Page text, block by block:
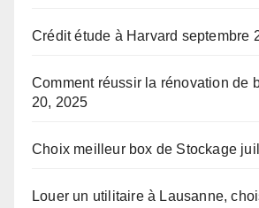
Crédit étude à Harvard septembre
Comment réussir la rénovation de
20, 2025
Choix meilleur box de Stockage
Louer un utilitaire à Lausanne,